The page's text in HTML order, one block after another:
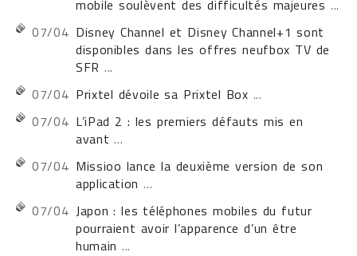
mobile soulèvent des difficultés majeures ...
07/04 Disney Channel et Disney Channel+1 sont
disponibles dans les offres neufbox TV de
SFR ...
07/04 Prixtel dévoile sa Prixtel Box ...
07/04 L’iPad 2 : les premiers défauts mis en
avant ...
07/04 Missioo lance la deuxième version de son
application ...
07/04 Japon : les téléphones mobiles du futur
pourraient avoir l’apparence d’un être
humain ...